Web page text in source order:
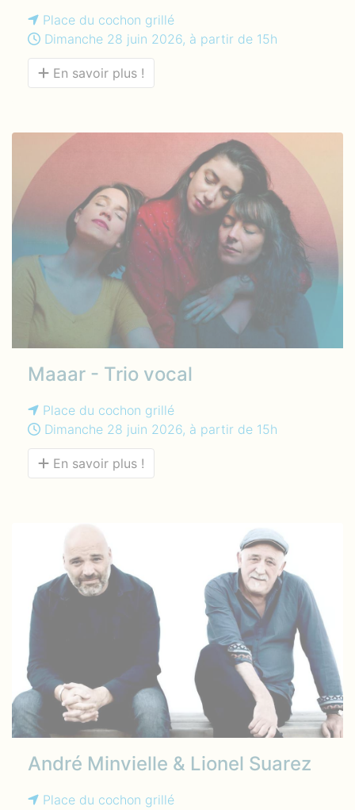
Place du cochon grillé
Dimanche 28 juin 2026, à partir de 15h
En savoir plus !
Maaar - Trio vocal
Place du cochon grillé
Dimanche 28 juin 2026, à partir de 15h
En savoir plus !
André Minvielle & Lionel Suarez
Place du cochon grillé